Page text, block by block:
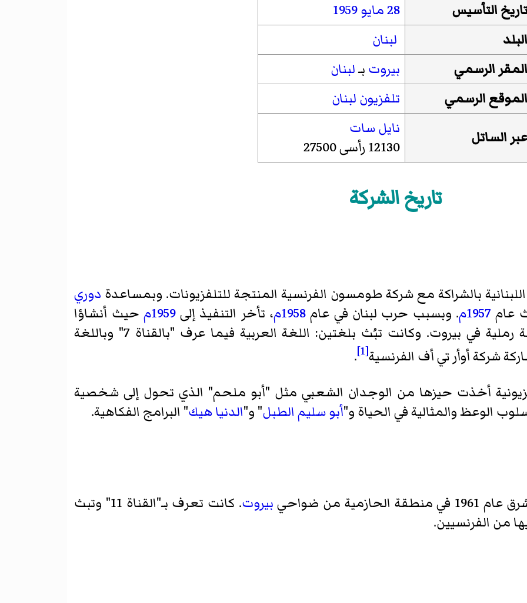
تاريخ التأسيس
28 مايو
1959
البلد
لبنان
المقر الرسمي
بيروت بـلبنان
الموقع الرسمي
تلفزيون لبنان
عبر الساتل
نايل سات
12130 رأسى 27500
تاريخ الشركة
بالشراكة مع شركة طومسون الفرنسية المنتجة للتلفزيونات. وبمساعدة دوري
عام 1957م . وبسبب حرب لبنان في عام 1958م ، تأخر التنفيذ إلى1959م
حيث أنشاؤا
وهي أعلى تلة رملية في بيروت. وكانت تبُث بلغتين: اللغة العربية فيما عرف "بالقناة 7" وباللغة
[1]
.
أخذت حيزها من الوجدان الشعبي مثل "أبو ملحم" الذي تحول إلى شخصية
الوعظ والمثالية في الحياة و"أبو سليم الطبل" و"الدنيا هيك" البرامج الفكاهية.
في منطقة الحازمية من ضواحي بيروت
. كانت تعرف بـ"القناة 11" وتبث
من الفرنسيين.